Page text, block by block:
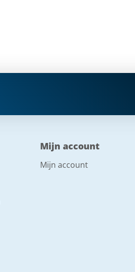
Mijn account
Mijn account